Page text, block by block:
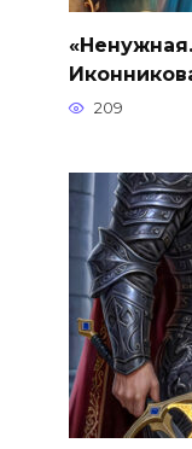
209